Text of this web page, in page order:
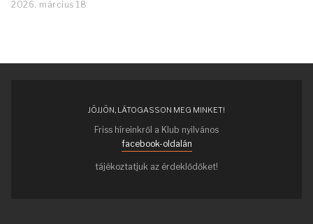
2026. március 18
JÖJJÖN, LÁTOGASSON MEG MINKET!
Friss híreinkről a Klub nyilvános
facebook-oldalán
tájékoztatjuk az érdeklődőket!